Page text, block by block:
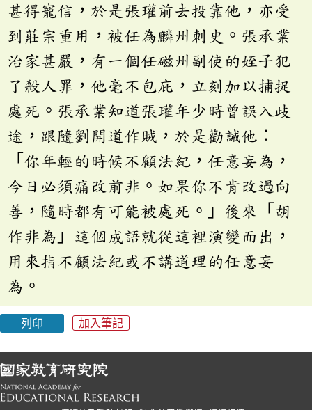
甚得寵信，於是張瓘前去投靠他，亦受
到莊宗重用，被任為麟州刺史。張承業
治家甚嚴，有一個任磁州副使的姪子犯
了殺人罪，他毫不包庇，立刻加以捕捉
處死。張承業知道張瓘年少時曾誤入歧
途，跟隨劉開道作賊，於是勸誡他：
「你年輕的時候不顧法紀，任意妄為，
今日必須痛改前非。如果你不肯改過向
善，隨時都有可能被處死。」後來「胡
作非為」這個成語就從這裡演變而出，
用來指不顧法紀或不講道理的任意妄
為。
列印 加入筆記